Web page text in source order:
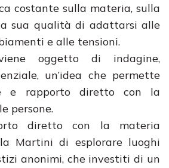
costante sulla materia, sulla
sua qualità di adattarsi alle
e alle tensioni.
oggetto di indagine,
un’idea che permette
e rapporto diretto con la
persone.
diretto con la materia
Martini di esplorare luoghi
anonimi, che investiti di un